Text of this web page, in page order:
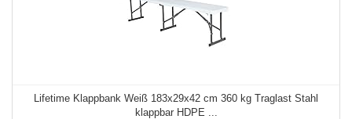
Lifetime Klappbank Weiß 183x29x42 cm 360 kg Traglast Stahl
klappbar HDPE ...